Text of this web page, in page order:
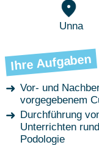
Unna
Ihre Aufgaben
Vor- und
vorgegebenem
Durchführung
Unterrichten
Podologie